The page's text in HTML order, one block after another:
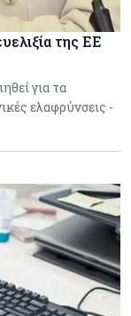
της ΕΕ
για τα
ελαφρύνσεις -